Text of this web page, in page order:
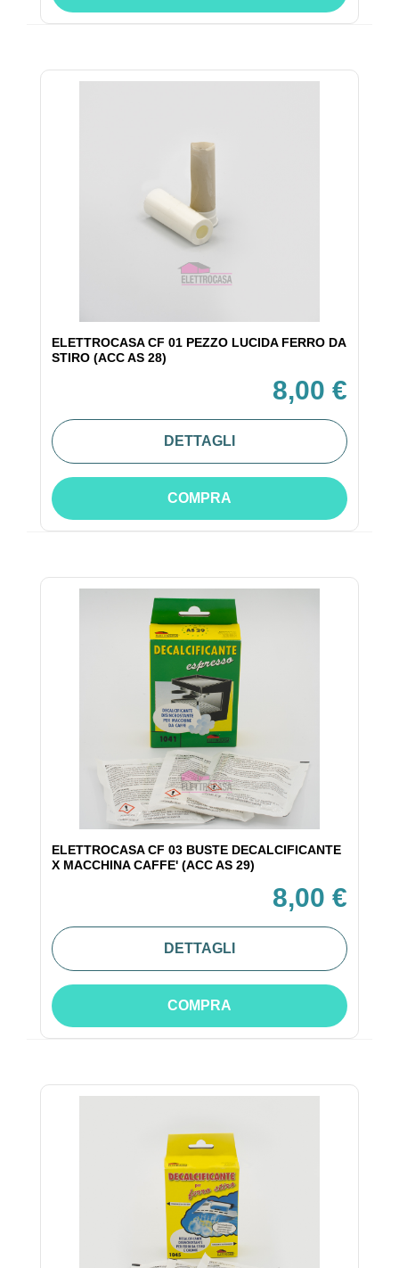
ELETTROCASA CF 01 PEZZO LUCIDA FERRO DA
STIRO (ACC AS 28)
8,00 €
DETTAGLI
COMPRA
ELETTROCASA CF 03 BUSTE DECALCIFICANTE
X MACCHINA CAFFE' (ACC AS 29)
8,00 €
DETTAGLI
COMPRA